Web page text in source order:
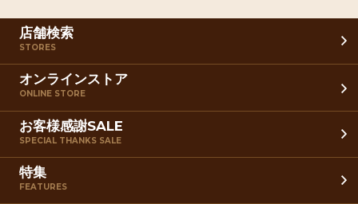
店舗検索
STORES
オンラインストア
ONLINE STORE
お客様感謝SALE
SPECIAL THANKS SALE
特集
FEATURES